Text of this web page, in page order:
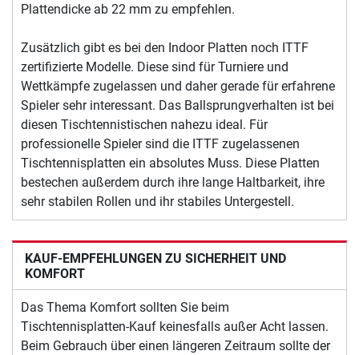
Plattendicke ab 22 mm zu empfehlen.
Zusätzlich gibt es bei den Indoor Platten noch ITTF
zertifizierte Modelle. Diese sind für Turniere und
Wettkämpfe zugelassen und daher gerade für erfahrene
Spieler sehr interessant. Das Ballsprungverhalten ist bei
diesen Tischtennistischen nahezu ideal. Für
professionelle Spieler sind die ITTF zugelassenen
Tischtennisplatten ein absolutes Muss. Diese Platten
bestechen außerdem durch ihre lange Haltbarkeit, ihre
sehr stabilen Rollen und ihr stabiles Untergestell.
KAUF-EMPFEHLUNGEN ZU SICHERHEIT UND
KOMFORT
Das Thema Komfort sollten Sie beim
Tischtennisplatten-Kauf keinesfalls außer Acht lassen.
Beim Gebrauch über einen längeren Zeitraum sollte der